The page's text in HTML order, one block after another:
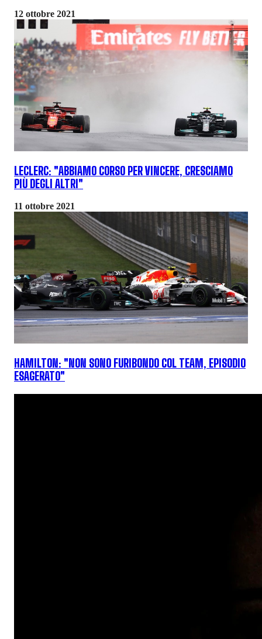
12 ottobre 2021
LECLERC: "ABBIAMO CORSO PER VINCERE, CRESCIAMO
PIÙ DEGLI ALTRI"
11 ottobre 2021
HAMILTON: "NON SONO FURIBONDO COL TEAM, EPISODIO
ESAGERATO"